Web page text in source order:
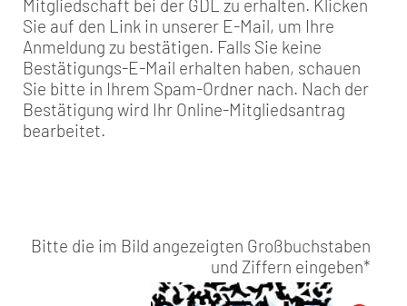
Mitgliedschaft bei der GDL zu erhalten. Klicken
Sie auf den Link in unserer E-Mail, um Ihre
Anmeldung zu bestätigen. Falls Sie keine
Bestätigungs-E-Mail erhalten haben, schauen
Sie bitte in Ihrem Spam-Ordner nach. Nach der
Bestätigung wird Ihr Online-Mitgliedsantrag
bearbeitet.
Bitte die im Bild angezeigten Großbuchstaben
und Ziffern eingeben*